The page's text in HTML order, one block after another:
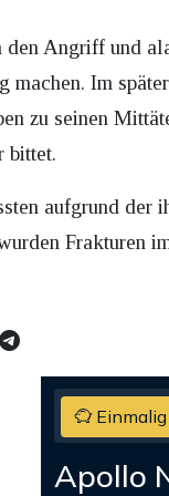
den Angriff und
machen. Im
zu seinen
bittet.
aufgrund der
Frakturen
Einmalig
Apollo